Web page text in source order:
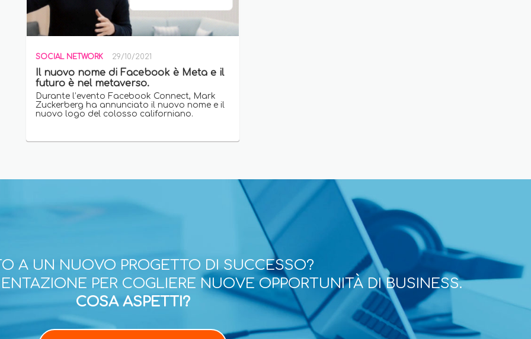
SOCIAL NETWORK 29/10/2021
Il nuovo nome di Facebook è Meta e il
futuro è nel metaverso.
Durante l’evento Facebook Connect, Mark
Zuckerberg ha annunciato il nuovo nome e il
nuovo logo del colosso californiano.
A UN NUOVO PROGETTO DI SUCCESSO?
PER COGLIERE NUOVE OPPORTUNITÀ DI BUSINESS.
COSA ASPETTI?